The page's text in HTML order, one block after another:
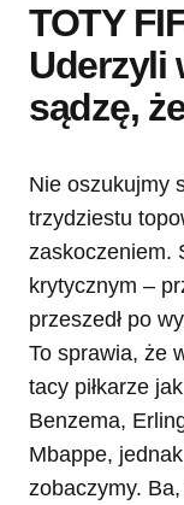
TOTY
Uderzyli
sądzę,
Nie oszukujmy
trzydziestu
zaskoczeniem.
krytycznym –
przeszedł po
To sprawia, że
tacy piłkarze
Benzema,
Mbappe,
zobaczymy.